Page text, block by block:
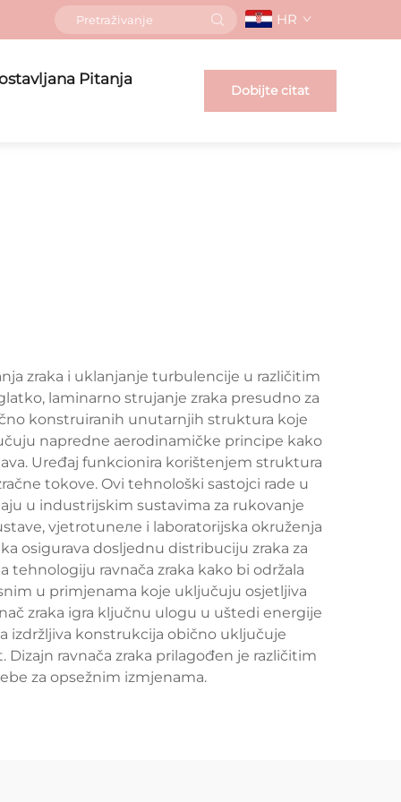
HR
Pitanja
Dobijte citat
zraka i uklanjanje turbulencije u različitim
laminarno strujanje zraka presudno za
konstruiranih unutarnjih struktura koje
napredne aerodinamičke principe kako
Uređaj funkcionira korištenjem struktura
tokove. Ovi tehnološki sastojci rade u
u industrijskim sustavima za rukovanje
vjetrotunеле i laboratorijska okruženja
osigurava dosljednu distribuciju zraka za
tehnologiju ravnača zraka kako bi održala
u primjenama koje uključuju osjetljiva
zraka igra ključnu ulogu u uštedi energije
izdržljiva konstrukcija obično uključuje
ravnača zraka prilagođen je različitim
za opsežnim izmjenama.